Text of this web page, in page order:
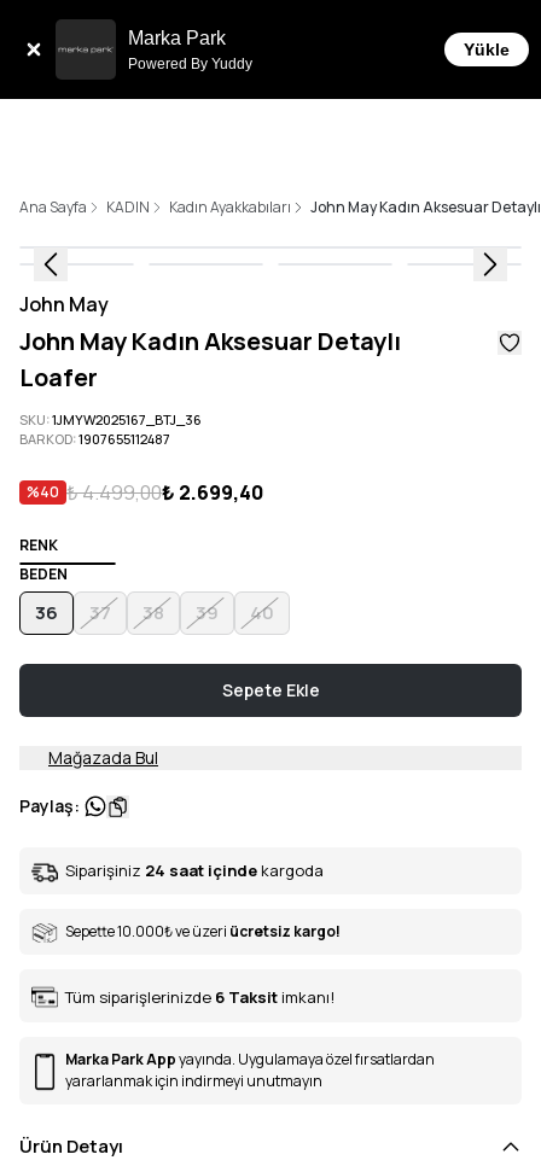
Marka Park
Powered By Yuddy
Yükle
Ana Sayfa KADIN Kadın Ayakkabıları John May Kadın Aksesuar
John May
John May Kadın Aksesuar Detaylı
Loafer
SKU:1JMYW2025167_BTJ_36
BARKOD:1907655112487
%40 ₺ 4.499,00₺ 2.699,40
RENK
BEDEN
36 37 38 39 40
Sepete Ekle
Mağazada Bul
Paylaş:
Siparişiniz 24 saat içinde kargoda
Sepette 10.000₺ve üzeri ücretsiz kargo!
Tüm siparişlerinizde 6 Taksit imkanı!
Marka Park Appyayında. Uygulamaya özel fırsatlardan
yararlanmak için indirmeyi unutmayın
Ürün Detayı